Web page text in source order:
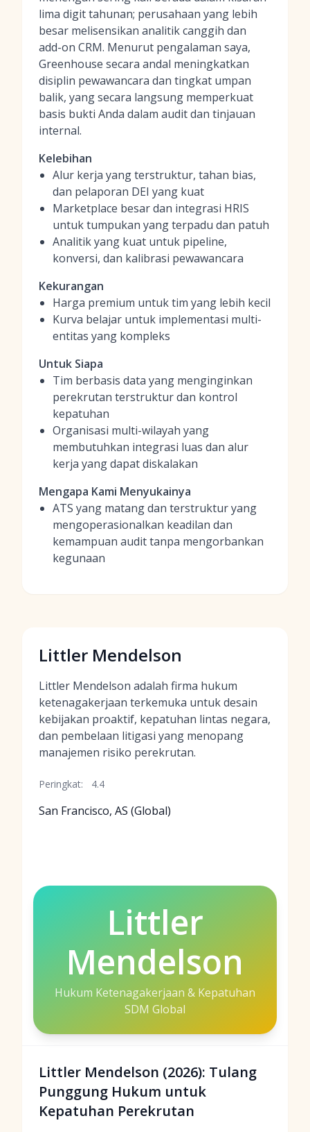
lima digit tahunan; perusahaan yang lebih
besar melisensikan analitik canggih dan
add-on CRM. Menurut pengalaman saya,
Greenhouse secara andal meningkatkan
disiplin pewawancara dan tingkat umpan
balik, yang secara langsung memperkuat
basis bukti Anda dalam audit dan tinjauan
internal.
Kelebihan
Alur kerja yang terstruktur, tahan bias,
dan pelaporan DEI yang kuat
Marketplace besar dan integrasi HRIS
untuk tumpukan yang terpadu dan patuh
Analitik yang kuat untuk pipeline,
konversi, dan kalibrasi pewawancara
Kekurangan
Harga premium untuk tim yang lebih kecil
Kurva belajar untuk implementasi multi-
entitas yang kompleks
Untuk Siapa
Tim berbasis data yang menginginkan
perekrutan terstruktur dan kontrol
kepatuhan
Organisasi multi-wilayah yang
membutuhkan integrasi luas dan alur
kerja yang dapat diskalakan
Mengapa Kami Menyukainya
ATS yang matang dan terstruktur yang
mengoperasionalkan keadilan dan
kemampuan audit tanpa mengorbankan
kegunaan
Littler Mendelson
Littler Mendelson adalah firma hukum
ketenagakerjaan terkemuka untuk desain
kebijakan proaktif, kepatuhan lintas negara,
dan pembelaan litigasi yang menopang
manajemen risiko perekrutan.
Peringkat: 4.4
San Francisco, AS (Global)
Littler
Mendelson
Hukum Ketenagakerjaan & Kepatuhan
SDM Global
Littler Mendelson (2026): Tulang
Punggung Hukum untuk
Kepatuhan Perekrutan